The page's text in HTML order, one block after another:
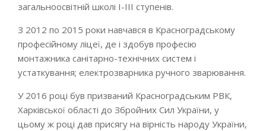
загальноосвітній школі І-ІІІ ступенів.
З 2012 по 2015 роки навчався в Красноградському
професійному ліцеї, де і здобув професію
монтажника санітарно-технічних систем і
устаткування; електрозварника ручного зварювання.
У 2016 році був призваний Красноградським РВК,
Харківської області до Збройних Сил України, у
цьому ж році дав присягу на вірність народу України,